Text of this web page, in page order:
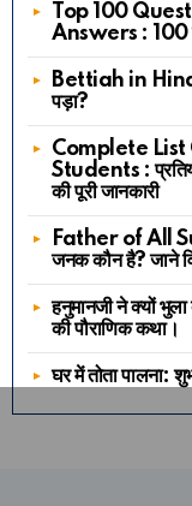
Top 100
Answers : 100
Bettiah in Hindi:
पड़ा?
Complete List
Students :
की पूरी जानकारी
Father of All
जनक कौन है? जाने
हनुमानजी ने क्यों
की पौराणिक कथा।
घर में तोता पालना: